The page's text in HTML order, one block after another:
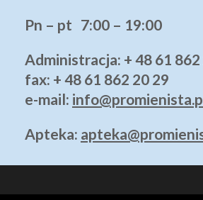
Pn – pt 7:00 – 19:00
Administracja: + 48 61
fax: + 48 61 862 20 29
e-mail:
Apteka: